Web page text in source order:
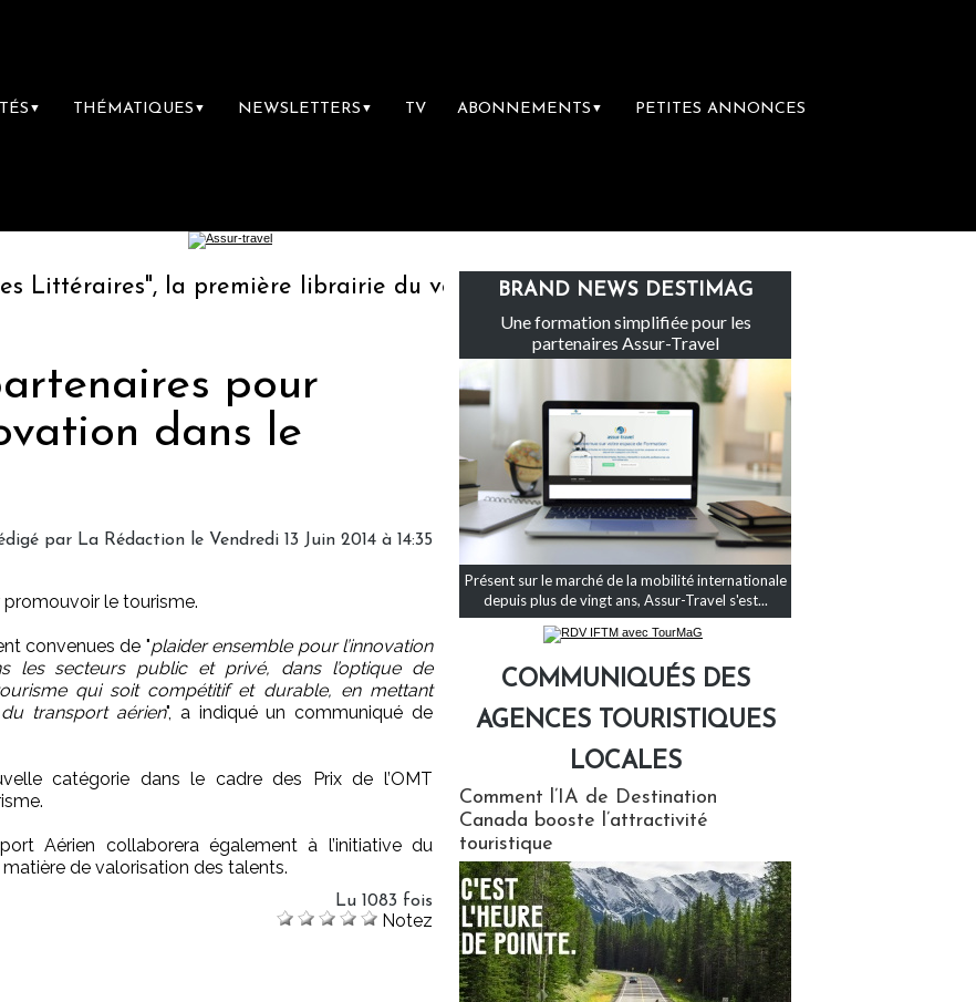
▼ THÉMATIQUES ▼ NEWSLETTERS ▼ TV ABONNEMENTS ▼ PETITES ANNONCES
la première librairie du voyage Le groupe Sainte-Claire rachète Eden
pour
dans le
par La Rédaction le Vendredi 13 Juin 2014 à 14:35
promouvoir le tourisme.
convenues de "plaider ensemble pour l’innovation
les secteurs public et privé, dans l’optique de
qui soit compétitif et durable, en mettant
transport aérien", a indiqué un communiqué de
catégorie dans le cadre des Prix de l’OMT
Aérien collaborera également à l’initiative du
de valorisation des talents.
Lu 1083 fois
Notez
BRAND NEWS DESTIMAG
Une formation simplifiée pour les
partenaires Assur-Travel
Présent sur le marché de la mobilité internationale
depuis plus de vingt ans, Assur-Travel s'est...
COMMUNIQUÉS DES
AGENCES TOURISTIQUES
LOCALES
Comment l’IA de Destination
Canada booste l’attractivité
touristique